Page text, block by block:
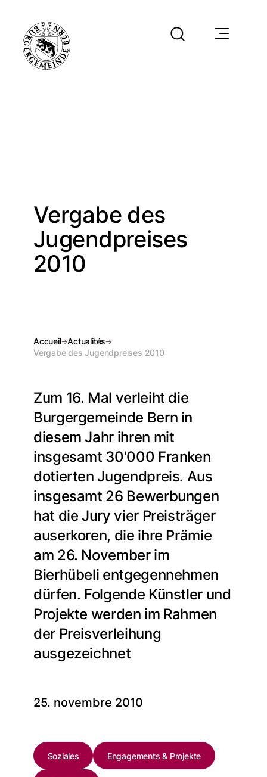
Vergabe des
Jugendpreises
2010
Accueil
Actualités
Vergabe des Jugendpreises 2010
Zum 16. Mal verleiht die
Burgergemeinde Bern in
diesem Jahr ihren mit
insgesamt 30'000 Franken
dotierten Jugendpreis. Aus
insgesamt 26 Bewerbungen
hat die Jury vier Preisträger
auserkoren, die ihre Prämie
am 26. November im
Bierhübeli entgegennehmen
dürfen. Folgende Künstler und
Projekte werden im Rahmen
der Preisverleihung
ausgezeichnet
25. novembre 2010
Soziales Engagements & Projekte